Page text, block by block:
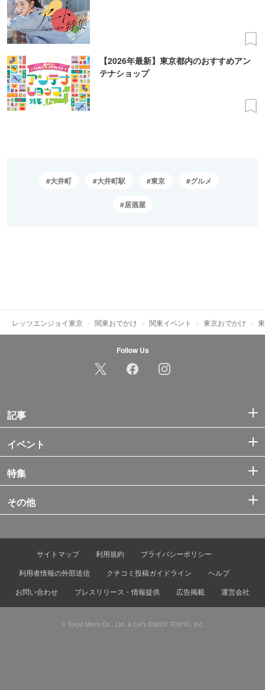
【2026年最新】東京都内のおすすめアン
テナショップ
大井町 大井町駅 東京 グルメ
居酒屋
レッツエンジョイ東京 関東おでかけ 関東イベント 東京おでかけ
Follow Us
記事
イベント
特集
その他
サイトマップ 利用規約
プライバシーポリシー
利用者情報の外部送信
クチコミ投稿ガイドライン
ヘルプ
お問い合わせ
プレスリリース・情報提供 広告掲載 運営会社
© Tokyo Metro Co., Ltd. & Let’s ENJOY TOKYO, Inc.